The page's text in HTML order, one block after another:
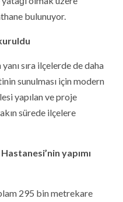
bulunuyor.
sıra ilçelerde de daha
sunulması için modern
yapılan ve proje
sürede ilçelere
yapımı
295 bin metrekare